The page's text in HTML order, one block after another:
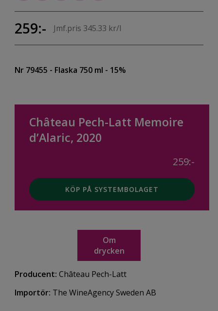
259:- Jmf.pris 345.33 kr/l
Nr 79455 - Flaska 750 ml - 15%
Château Pech-Latt Memoire
d’Alaric, 2020
259:-
KÖP PÅ SYSTEMBOLAGET
Om
drycken
Producent: Château Pech-Latt
Importör: The WineAgency Sweden AB